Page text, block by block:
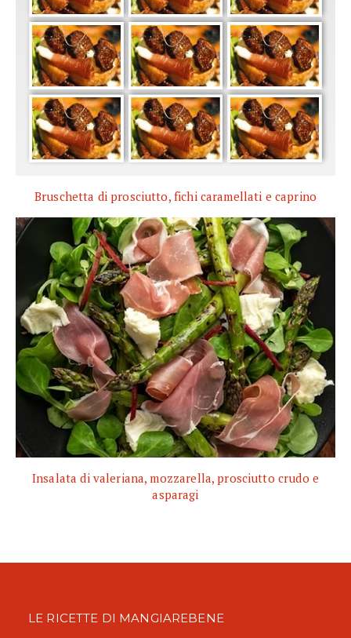
Bruschetta di prosciutto, fichi caramellati e caprino
Insalata di valeriana, mozzarella, prosciutto crudo e
asparagi
LE RICETTE DI MANGIAREBENE